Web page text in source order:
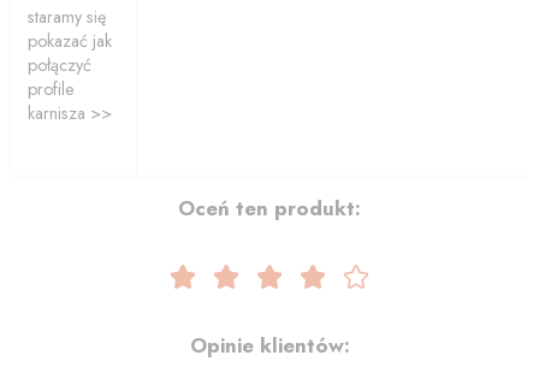
staramy się
pokazać jak
połączyć
profile
karnisza >>
Oceń ten produkt:
Opinie klientów: